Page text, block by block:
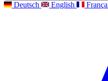
Deutsch English